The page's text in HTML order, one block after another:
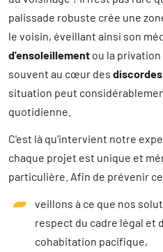
palissade robuste crée une
le voisin, éveillant ainsi son
d'ensoleillement ou la
souvent au cœur des discordes
situation peut
quotidienne.
C'est là qu'intervient notre
chaque projet est unique et
particulière. Afin de prévenir
veillons à ce que nos
respect du cadre légal et
cohabitation pacifique,